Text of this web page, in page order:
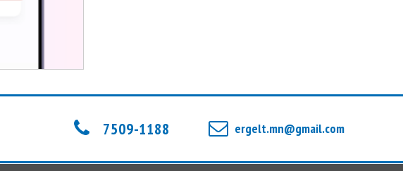
Сэтгүүлч
7509-1188 ergelt.mn@gmail.com